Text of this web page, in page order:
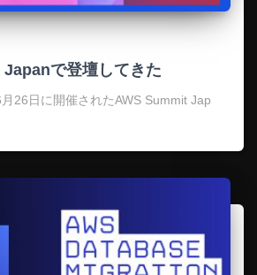
で登壇してきた
26日に開催されたAWS Summit Jap